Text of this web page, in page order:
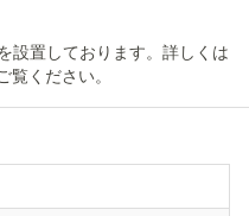
設置しております。詳しくは
ください。